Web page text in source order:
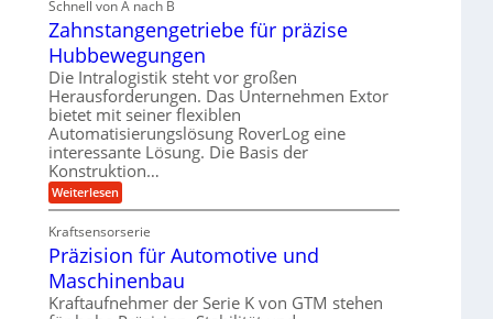
V
e
r
g
l
e
i
c
h
u
g
e
l
g
w
i
n
d
e
r
i
e
r
t
m
s
a
t
z
u
n
d
A
u
f
e
h
A
r
b
e
i
t
s
l
o
s
e
,
Schnell von A nach B
Zahnstangengetriebe für präzise
Hubbewegungen
Die Intralogistik steht vor großen
Herausforderungen. Das Unternehmen Extor
bietet mit seiner flexiblen
Automatisierungslösung RoverLog eine
interessante Lösung. Die Basis der
Konstruktion…
Weiterlesen:
Z
h
n
s
t
a
n
Kraftsensorserie
Präzision für Automotive und
Maschinenbau
Kraftaufnehmer der Serie K von GTM stehen